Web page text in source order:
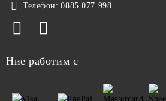
Телефон: 0885 077 998
Ние работим с